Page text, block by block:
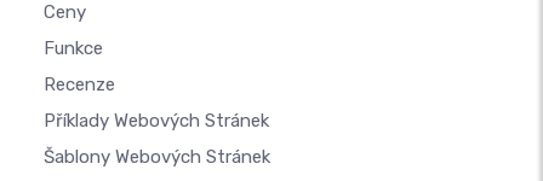
Ceny
Funkce
Recenze
Příklady Webových Stránek
Šablony Webových Stránek